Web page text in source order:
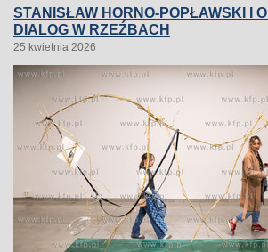
STANISŁAW HORNO-POPŁAWSKI I
DIALOG W RZEŹBACH
25 kwietnia 2026